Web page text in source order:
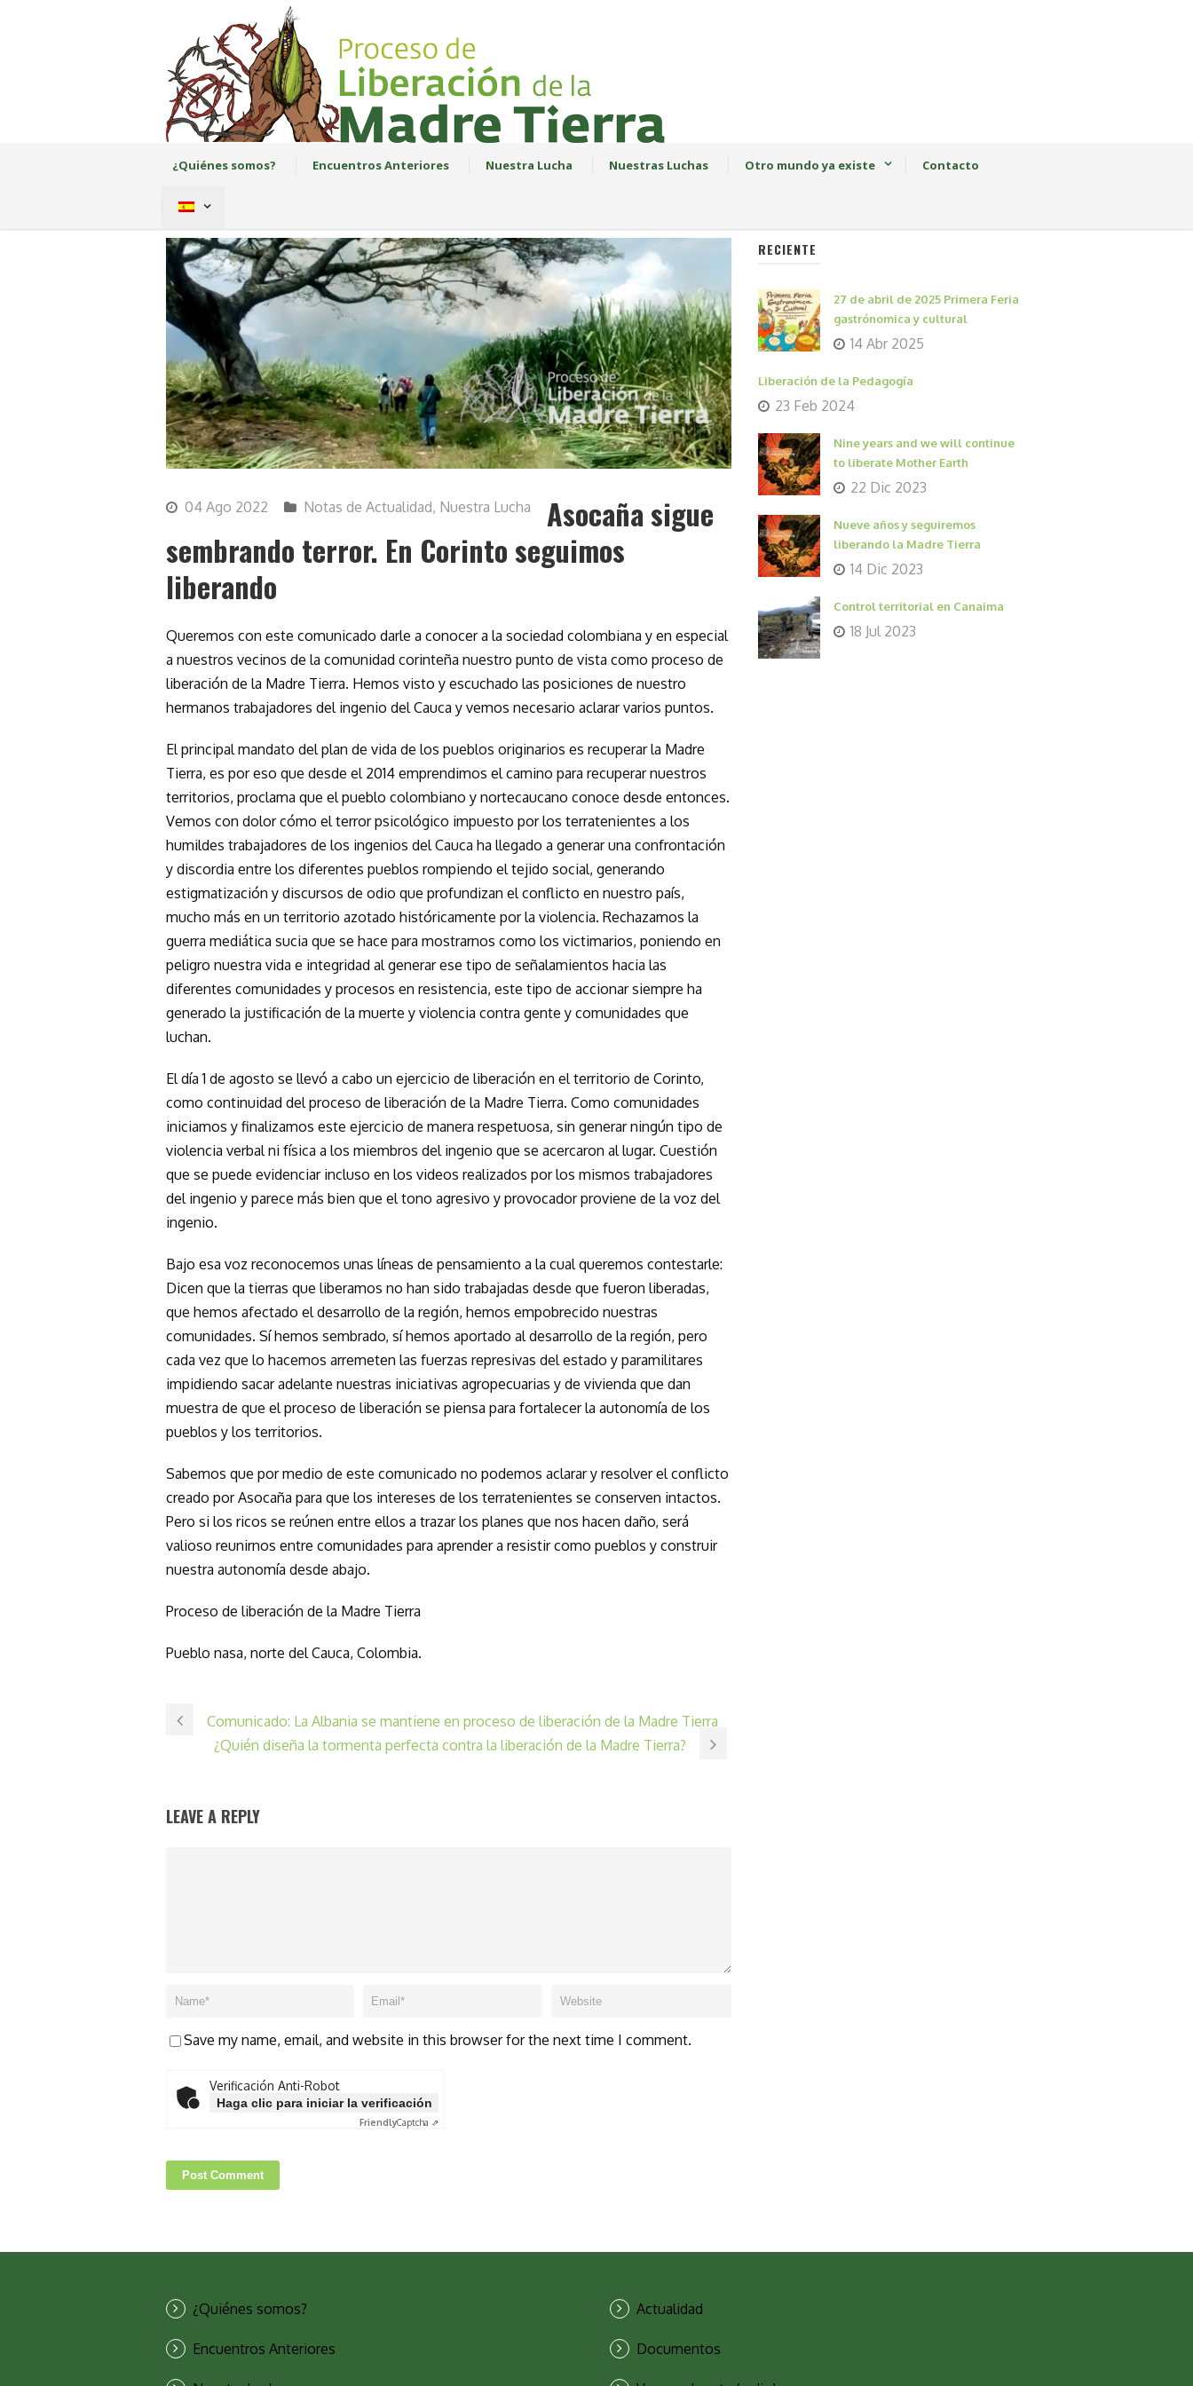
¿Quiénes somos? Encuentros Anteriores Nuestra Lucha Nuestras Luchas Otro mundo ya existe Contacto
04 Ago 2022 Notas de Actualidad, Nuestra Lucha
Asocaña sigue
sembrando terror. En Corinto seguimos
liberando
Queremos con este comunicado darle a conocer a la sociedad colombiana y en especial
a nuestros vecinos de la comunidad corinteña nuestro punto de vista como proceso de
liberación de la Madre Tierra. Hemos visto y escuchado las posiciones de nuestro
hermanos trabajadores del ingenio del Cauca y vemos necesario aclarar varios puntos.
El principal mandato del plan de vida de los pueblos originarios es recuperar la Madre
Tierra, es por eso que desde el 2014 emprendimos el camino para recuperar nuestros
territorios, proclama que el pueblo colombiano y nortecaucano conoce desde entonces.
Vemos con dolor cómo el terror psicológico impuesto por los terratenientes a los
humildes trabajadores de los ingenios del Cauca ha llegado a generar una confrontación
y discordia entre los diferentes pueblos rompiendo el tejido social, generando
estigmatización y discursos de odio que profundizan el conflicto en nuestro país,
mucho más en un territorio azotado históricamente por la violencia. Rechazamos la
guerra mediática sucia que se hace para mostrarnos como los victimarios, poniendo en
peligro nuestra vida e integridad al generar ese tipo de señalamientos hacia las
diferentes comunidades y procesos en resistencia, este tipo de accionar siempre ha
generado la justificación de la muerte y violencia contra gente y comunidades que
luchan.
El día 1 de agosto se llevó a cabo un ejercicio de liberación en el territorio de Corinto,
como continuidad del proceso de liberación de la Madre Tierra. Como comunidades
iniciamos y finalizamos este ejercicio de manera respetuosa, sin generar ningún tipo de
violencia verbal ni física a los miembros del ingenio que se acercaron al lugar. Cuestión
que se puede evidenciar incluso en los videos realizados por los mismos trabajadores
del ingenio y parece más bien que el tono agresivo y provocador proviene de la voz del
ingenio.
Bajo esa voz reconocemos unas líneas de pensamiento a la cual queremos contestarle:
Dicen que la tierras que liberamos no han sido trabajadas desde que fueron liberadas,
que hemos afectado el desarrollo de la región, hemos empobrecido nuestras
comunidades. Sí hemos sembrado, sí hemos aportado al desarrollo de la región, pero
cada vez que lo hacemos arremeten las fuerzas represivas del estado y paramilitares
impidiendo sacar adelante nuestras iniciativas agropecuarias y de vivienda que dan
muestra de que el proceso de liberación se piensa para fortalecer la autonomía de los
pueblos y los territorios.
Sabemos que por medio de este comunicado no podemos aclarar y resolver el conflicto
creado por Asocaña para que los intereses de los terratenientes se conserven intactos.
Pero si los ricos se reúnen entre ellos a trazar los planes que nos hacen daño, será
valioso reunirnos entre comunidades para aprender a resistir como pueblos y construir
nuestra autonomía desde abajo.
Proceso de liberación de la Madre Tierra
Pueblo nasa, norte del Cauca, Colombia.
Comunicado: La Albania se mantiene en proceso de liberación de la Madre Tierra
¿Quién diseña la tormenta perfecta contra la liberación de la Madre Tierra?
LEAVE A REPLY
Save my name, email, and website in this browser for the next time I comment.
Verificación Anti-Robot
Haga clic para iniciar la verificación
FriendlyCaptcha ⇗
RECIENTE
27 de abril de 2025 Primera Feria
gastrónomica y cultural
14 Abr 2025
Liberación de la Pedagogía
23 Feb 2024
Nine years and we will continue
to liberate Mother Earth
22 Dic 2023
Nueve años y seguiremos
liberando la Madre Tierra
14 Dic 2023
Control territorial en Canaima
18 Jul 2023
¿Quiénes somos?
Encuentros Anteriores
Actualidad
Documentos